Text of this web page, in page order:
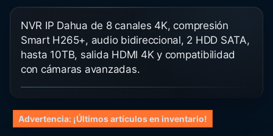
NVR IP Dahua de 8 canales 4K, compresión
Smart H265+, audio bidireccional, 2 HDD SATA,
hasta 10TB, salida HDMI 4K y compatibilidad
con cámaras avanzadas.
Advertencia: ¡Últimos artículos en inventario!